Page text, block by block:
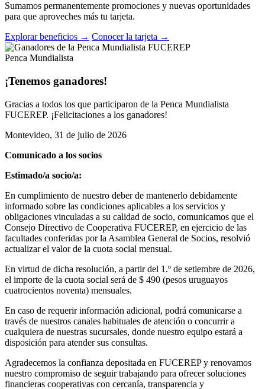
Sumamos permanentemente promociones y nuevas oportunidades
para que aproveches más tu tarjeta.
Explorar beneficios → Conocer la tarjeta →
Penca Mundialista
¡Tenemos ganadores!
Gracias a todos los que participaron de la Penca Mundialista
FUCEREP. ¡Felicitaciones a los ganadores!
Montevideo, 31 de julio de 2026
Comunicado a los socios
Estimado/a socio/a:
En cumplimiento de nuestro deber de mantenerlo debidamente
informado sobre las condiciones aplicables a los servicios y
obligaciones vinculadas a su calidad de socio, comunicamos que el
Consejo Directivo de Cooperativa FUCEREP, en ejercicio de las
facultades conferidas por la Asamblea General de Socios, resolvió
actualizar el valor de la cuota social mensual.
En virtud de dicha resolución, a partir del 1.º de setiembre de 2026,
el importe de la cuota social será de $ 490 (pesos uruguayos
cuatrocientos noventa) mensuales.
En caso de requerir información adicional, podrá comunicarse a
través de nuestros canales habituales de atención o concurrir a
cualquiera de nuestras sucursales, donde nuestro equipo estará a
disposición para atender sus consultas.
Agradecemos la confianza depositada en FUCEREP y renovamos
nuestro compromiso de seguir trabajando para ofrecer soluciones
financieras cooperativas con cercanía, transparencia y